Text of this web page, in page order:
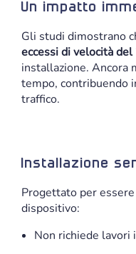
Un impatto
Gli studi dimostrano
eccessi di velocità
installazione. Ancora
tempo, contribuendo
traffico.
Installazione
Progettato per essere
dispositivo:
Non richiede